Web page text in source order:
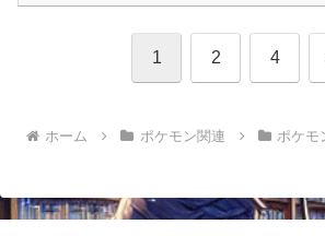
1 2 4
ホーム ポケモン関連 ポケモ